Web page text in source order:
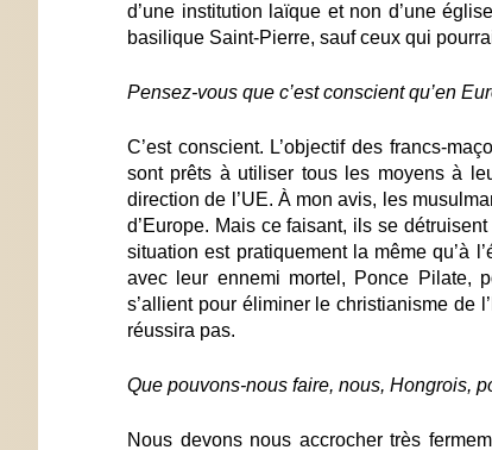
d’une institution laïque et non d’une
basilique Saint-Pierre, sauf ceux qui
Pensez-vous que c’est conscient qu’en
C’est conscient. L’objectif des francs-
sont prêts à utiliser tous les moyens à
direction de l’UE. À mon avis, les
d’Europe. Mais ce faisant, ils se
situation est pratiquement la même qu’à
avec leur ennemi mortel, Ponce Pilate,
s’allient pour éliminer le christianisme de
réussira pas.
Que pouvons-nous faire, nous, Hongrois,
Nous devons nous accrocher très